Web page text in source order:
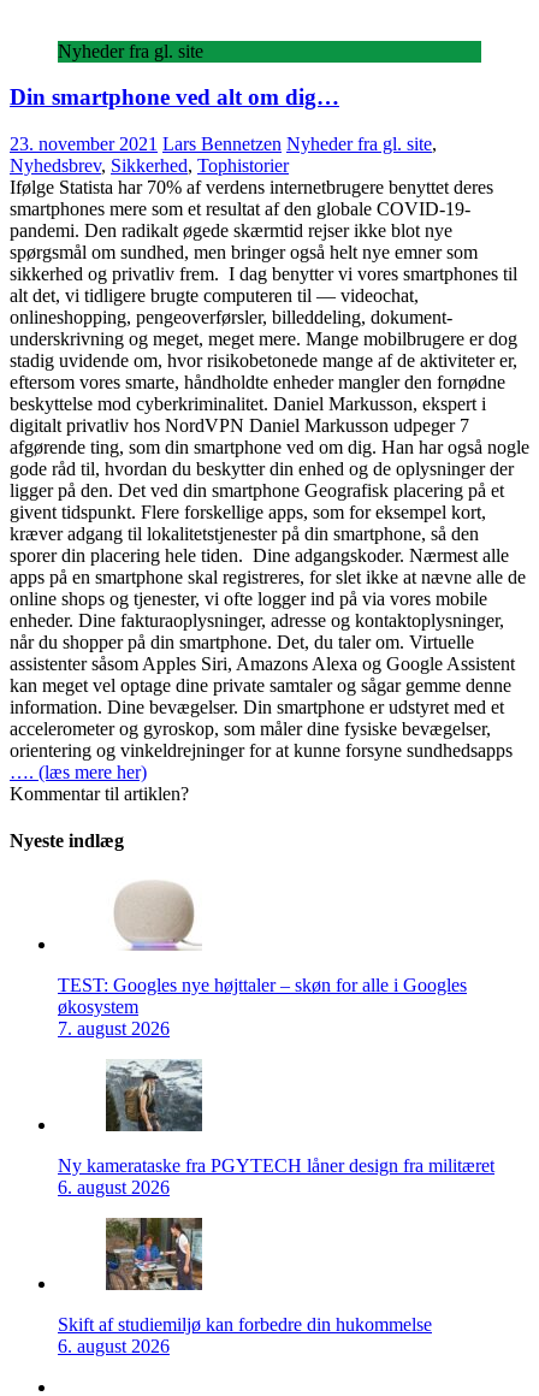
Nyheder fra gl. site
Din smartphone ved alt om dig…
23. november 2021 Lars Bennetzen Nyheder fra gl. site,
Nyhedsbrev, Sikkerhed, Tophistorier
Ifølge Statista har 70% af verdens internetbrugere benyttet deres
smartphones mere som et resultat af den globale COVID-19-
pandemi. Den radikalt øgede skærmtid rejser ikke blot nye
spørgsmål om sundhed, men bringer også helt nye emner som
sikkerhed og privatliv frem. I dag benytter vi vores smartphones til
alt det, vi tidligere brugte computeren til — videochat,
onlineshopping, pengeoverførsler, billeddeling, dokument-
underskrivning og meget, meget mere. Mange mobilbrugere er dog
stadig uvidende om, hvor risikobetonede mange af de aktiviteter er,
eftersom vores smarte, håndholdte enheder mangler den fornødne
beskyttelse mod cyberkriminalitet. Daniel Markusson, ekspert i
digitalt privatliv hos NordVPN Daniel Markusson udpeger 7
afgørende ting, som din smartphone ved om dig. Han har også nogle
gode råd til, hvordan du beskytter din enhed og de oplysninger der
ligger på den. Det ved din smartphone Geografisk placering på et
givent tidspunkt. Flere forskellige apps, som for eksempel kort,
kræver adgang til lokalitetstjenester på din smartphone, så den
sporer din placering hele tiden. Dine adgangskoder. Nærmest alle
apps på en smartphone skal registreres, for slet ikke at nævne alle de
online shops og tjenester, vi ofte logger ind på via vores mobile
enheder. Dine fakturaoplysninger, adresse og kontaktoplysninger,
når du shopper på din smartphone. Det, du taler om. Virtuelle
assistenter såsom Apples Siri, Amazons Alexa og Google Assistent
kan meget vel optage dine private samtaler og sågar gemme denne
information. Dine bevægelser. Din smartphone er udstyret med et
accelerometer og gyroskop, som måler dine fysiske bevægelser,
orientering og vinkeldrejninger for at kunne forsyne sundhedsapps
…. (læs mere her)
Kommentar til artiklen?
Nyeste indlæg
TEST: Googles nye højttaler – skøn for alle i Googles
økosystem
7. august 2026
Ny kamerataske fra PGYTECH låner design fra militæret
6. august 2026
Skift af studiemiljø kan forbedre din hukommelse
6. august 2026